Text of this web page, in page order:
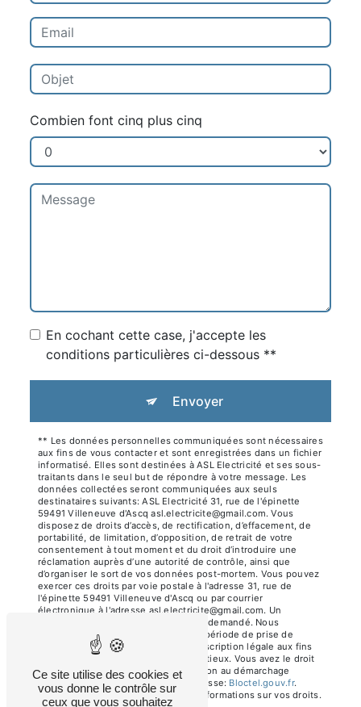
Combien font cinq plus cinq
En cochant cette case, j'accepte les
conditions particulières ci-dessous **
Envoyer
** Les données personnelles communiquées sont nécessaires
aux fins de vous contacter et sont enregistrées dans un fichier
informatisé. Elles sont destinées à ASL Electricité et ses sous-
traitants dans le seul but de répondre à votre message. Les
données collectées seront communiquées aux seuls
destinataires suivants: ASL Electricité 31, rue de l'épinette
59491 Villeneuve d'Ascq asl.electricite@gmail.com. Vous
disposez de droits d’accès, de rectification, d’effacement, de
portabilité, de limitation, d’opposition, de retrait de votre
consentement à tout moment et du droit d’introduire une
réclamation auprès d’une autorité de contrôle, ainsi que
d’organiser le sort de vos données post-mortem. Vous pouvez
exercer ces droits par voie postale à l'adresse 31, rue de
l'épinette 59491 Villeneuve d'Ascq ou par courrier
électronique à l'adresse asl.electricite@gmail.com. Un
justificatif d'identité pourra vous être demandé. Nous
conservons vos données pendant la période de prise de
contact puis pendant la durée de prescription légale aux fins
probatoires et de gestion des contentieux. Vous avez le droit
de vous inscrire sur la liste d'opposition au démarchage
téléphonique, disponible à cette adresse:
Bloctel.gouv.fr.
Consultez le site cnil.fr pour plus d’informations sur vos droits.
Ce site utilise des cookies et
vous donne le contrôle sur
ceux que vous souhaitez